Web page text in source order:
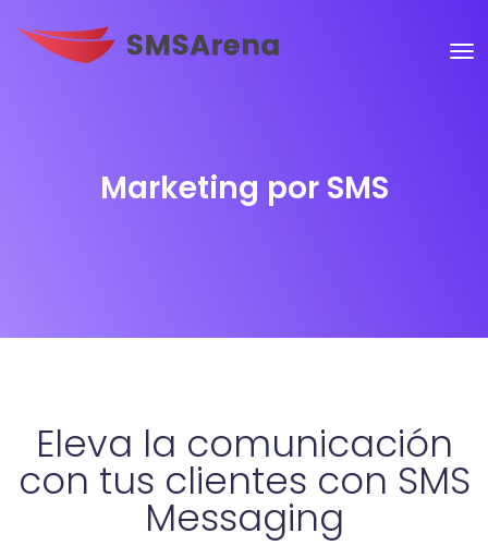
Marketing por SMS
Eleva la comunicación
con tus clientes con SMS
Messaging